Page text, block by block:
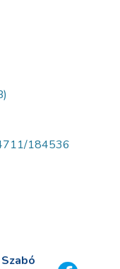
184536